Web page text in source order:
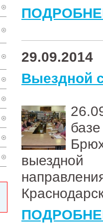
29.09.2014
Выездной